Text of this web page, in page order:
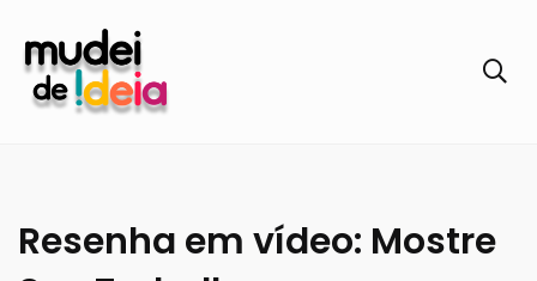
Resenha em vídeo: Mostre